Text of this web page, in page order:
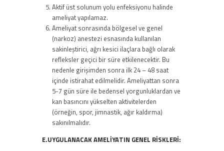
Aktif üst solunum yolu enfeksiyonu halinde
ameliyat yapılamaz.
Ameliyat sonrasında bölgesel ve genel
(narkoz) anestezi esnasında kullanılan
sakinleştirici, ağrı kesici ilaçlara bağlı olarak
refleksler geçici bir süre etkilenecektir. Bu
nedenle girişimden sonra ilk 24 – 48 saat
içinde istirahat edilmelidir. Ameliyattan sonra
5-7 gün süre ile bedensel yorgunluklardan ve
kan basıncını yükselten aktivitelerden
(örneğin, spor, jimnastik, ağır kaldırma)
sakınılmalıdır.
E.UYGULANACAK AMELİYATIN GENEL RİSKLERİ: